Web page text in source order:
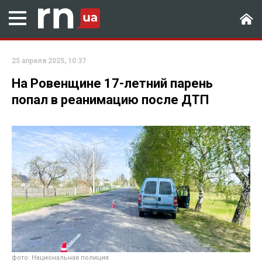
25 апреля 2025, 10:37
На Ровенщине 17-летний парень
попал в реанимацию после ДТП
фото: Национальная полиция